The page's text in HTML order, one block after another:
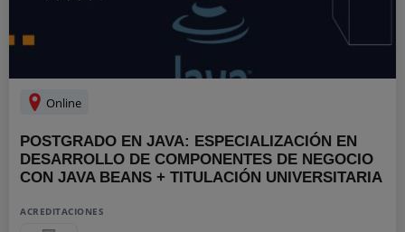
Online
POSTGRADO EN JAVA: ESPECIALIZACIÓN EN
DESARROLLO DE COMPONENTES DE NEGOCIO
CON JAVA BEANS + TITULACIÓN UNIVERSITARIA
ACREDITACIONES